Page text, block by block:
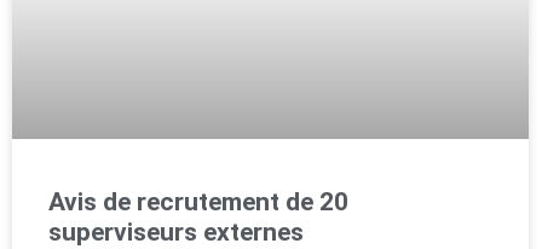
Avis de recrutement de 20
superviseurs externes